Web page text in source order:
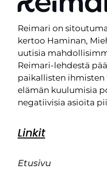
Reimari on
kertoo Haminan,
uutisia
Reimari-lehdestä
paikallisten ihmisten
elämän kuulumisia
negatiivisia asioita
Linkit
Etusivu